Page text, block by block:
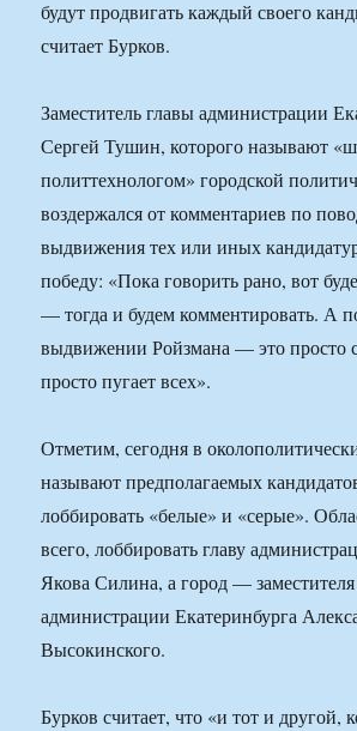
будут продвигать каждый своего
считает Бурков.
Заместитель главы администрации
Сергей Тушин, которого называют
политтехнологом» городской
воздержался от комментариев по
выдвижения тех или иных
победу: «Пока говорить рано, вот
— тогда и будем комментировать. А
выдвижении Ройзмана — это просто
просто пугает всех».
Отметим, сегодня в
называют предполагаемых
лоббировать «белые» и «серые».
всего, лоббировать главу
Якова Силина, а город —
администрации Екатеринбурга
Высокинского.
Бурков считает, что «и тот и другой,